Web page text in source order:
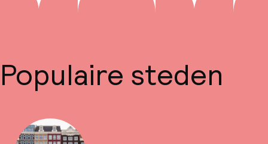
Populaire steden